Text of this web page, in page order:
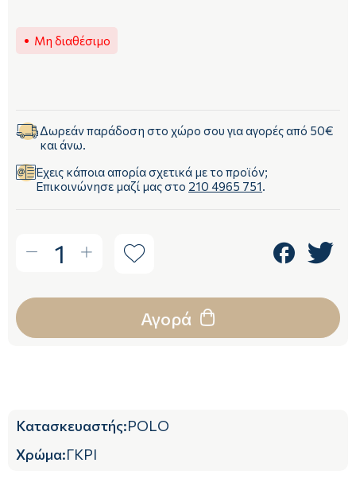
Μη διαθέσιμο
Δωρεάν παράδοση στο χώρο σου για αγορές από 50€
και άνω.
Έχεις κάποια απορία σχετικά με το προϊόν;
Επικοινώνησε μαζί μας στο 210 4965 751.
1
Αγορά
Κατασκευαστής:POLO
Χρώμα:ΓΚΡΙ